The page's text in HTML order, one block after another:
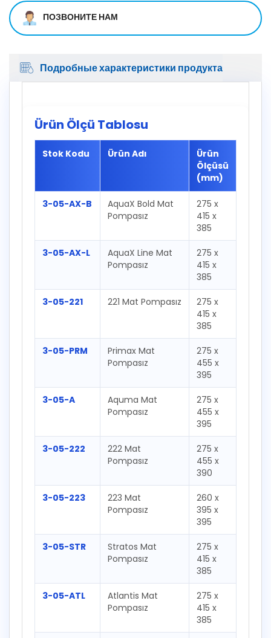
ПОЗВОНИТЕ НАМ
Подробные характеристики продукта
Ürün Ölçü Tablosu
Stok Kodu Ürün Adı
Ürün
Ölçüsü
(mm)
3-05-AX-B
AquaX Bold Mat
Pompasız
275 x
415 x
385
3-05-AX-L
AquaX Line Mat
Pompasız
275 x
415 x
385
3-05-221 221 Mat Pompasız
275 x
415 x
385
3-05-PRM
Primax Mat
Pompasız
275 x
455 x
395
3-05-A
Aquma Mat
Pompasız
275 x
455 x
395
3-05-222
222 Mat
Pompasız
275 x
455 x
390
3-05-223
223 Mat
Pompasız
260 x
395 x
395
3-05-STR
Stratos Mat
Pompasız
275 x
415 x
385
3-05-ATL
Atlantis Mat
Pompasız
275 x
415 x
385